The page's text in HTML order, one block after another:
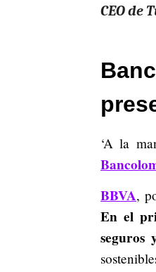
CEO de
‘A la
BBVA,
En el
seguros